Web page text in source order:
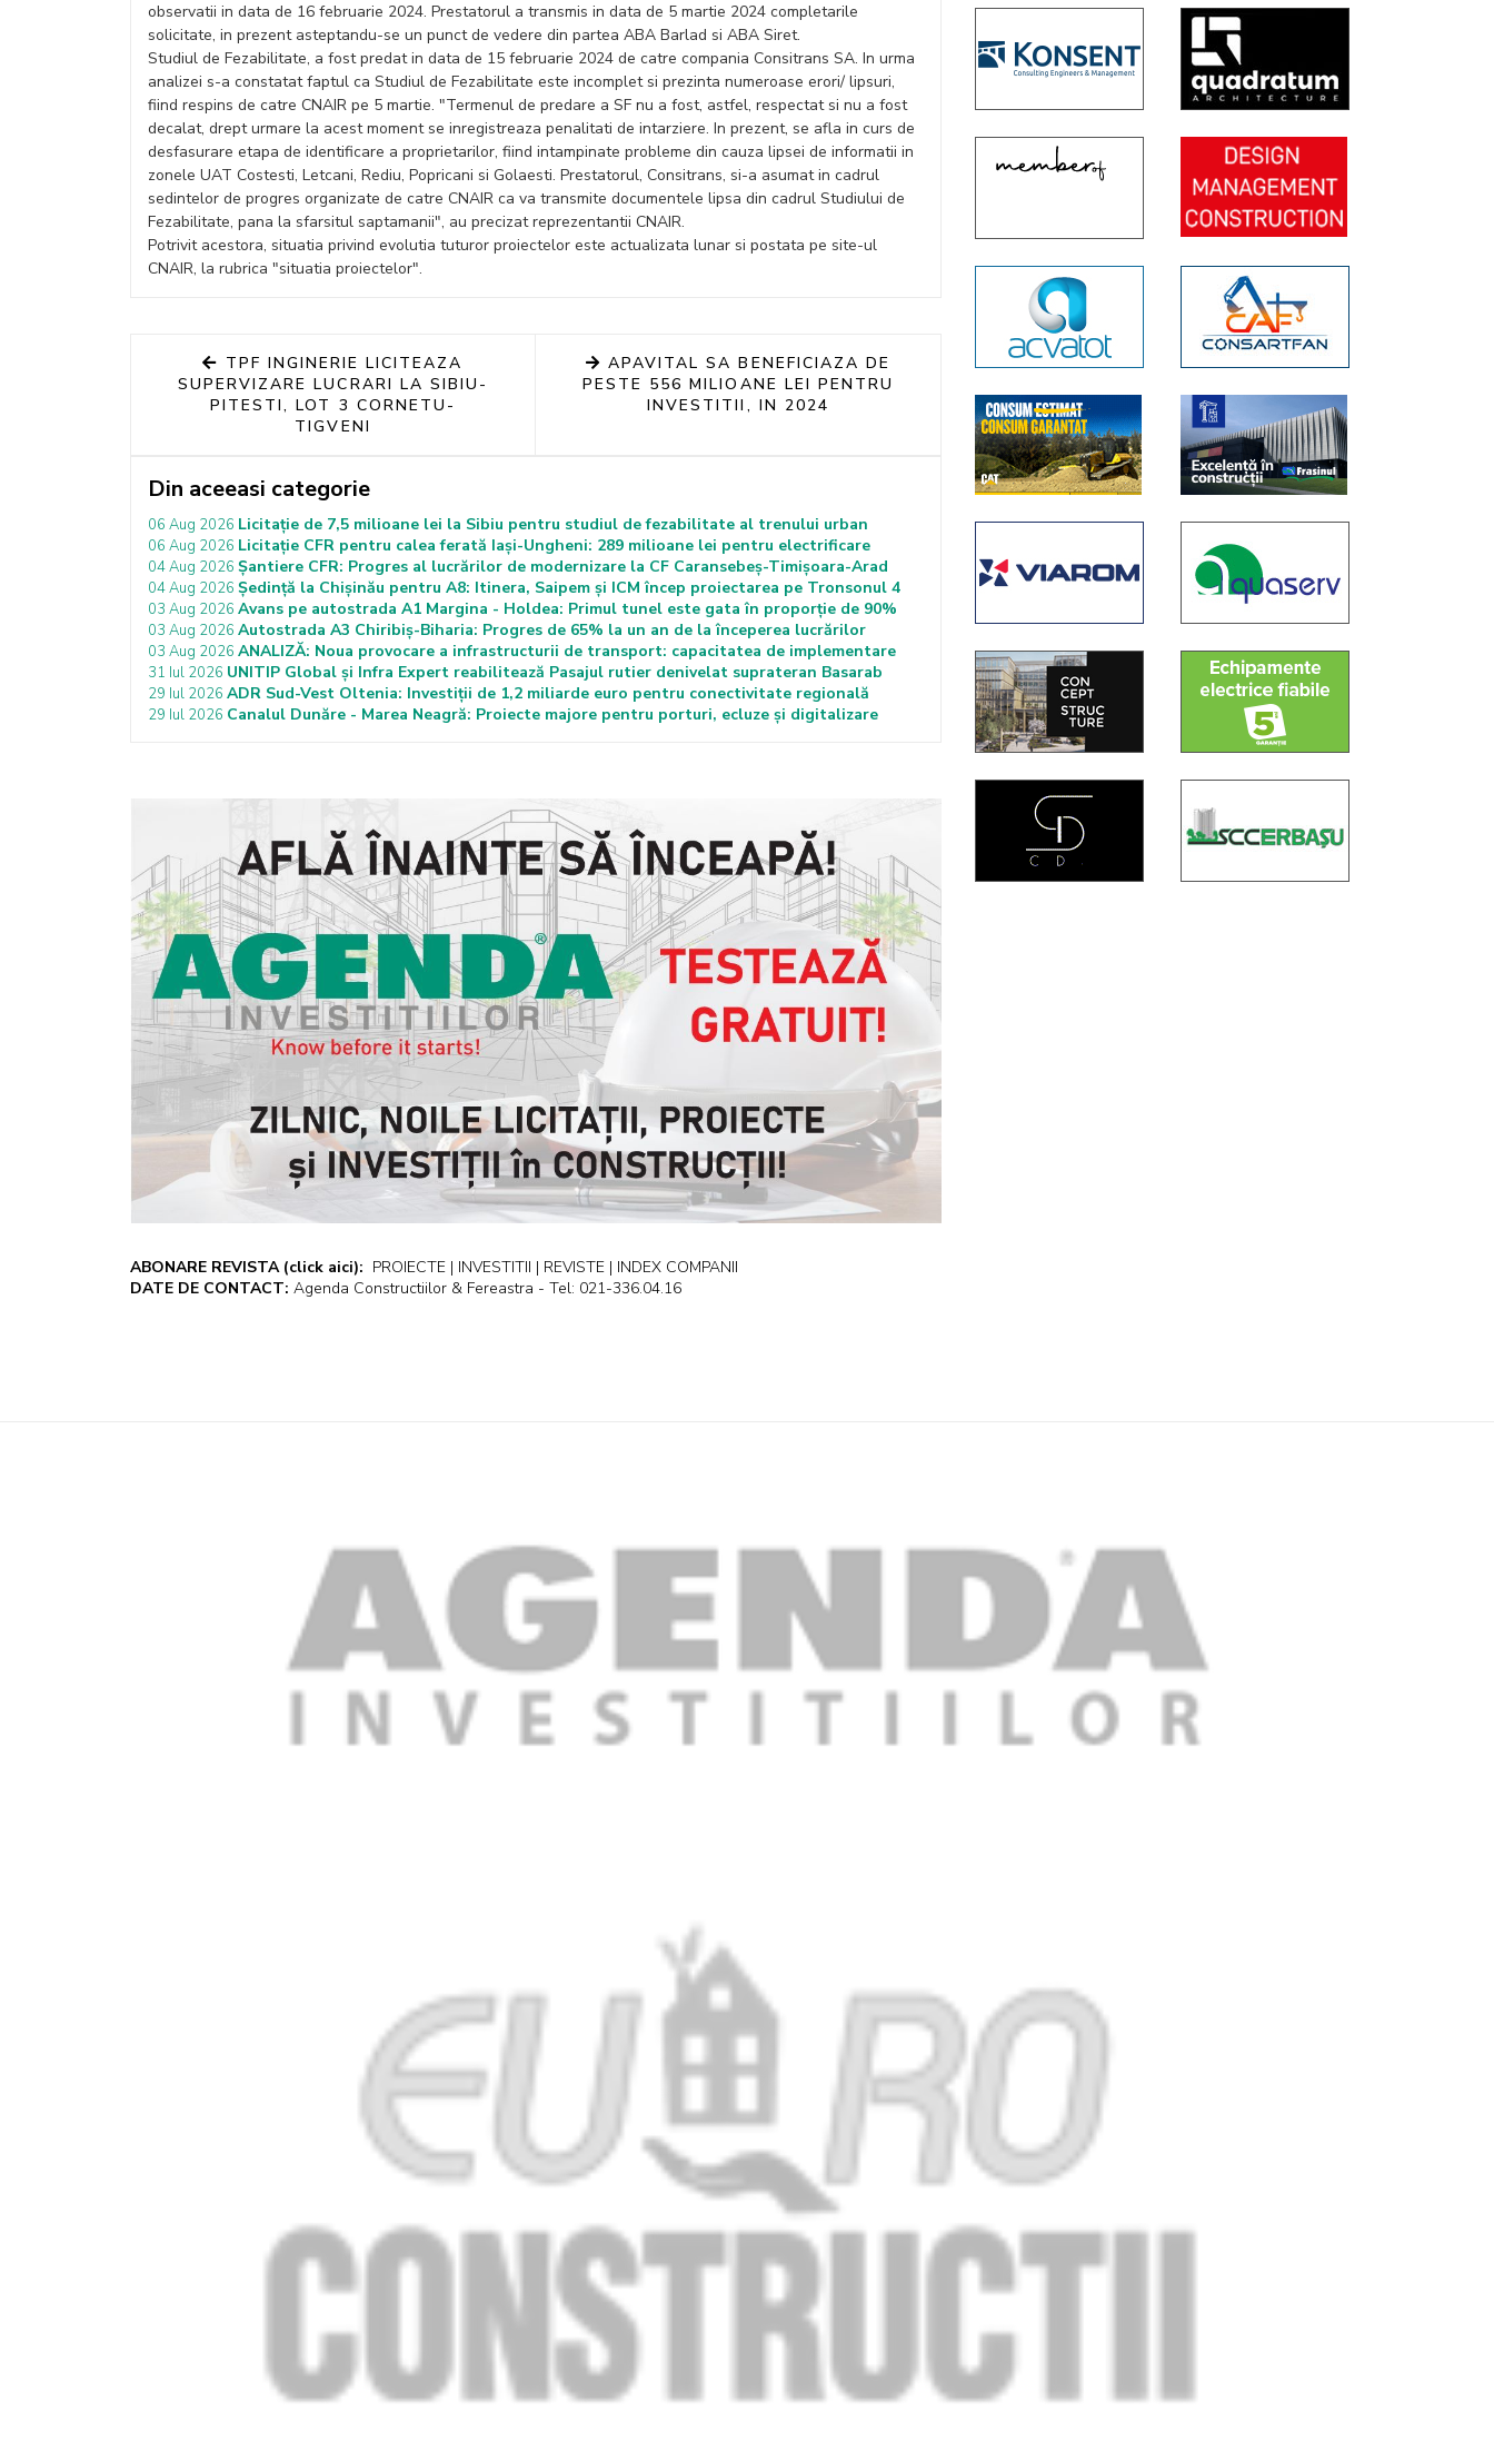
observatii in data de 16 februarie 2024. Prestatorul a transmis in data de 5 martie 2024 completarile
solicitate, in prezent asteptandu-se un punct de vedere din partea ABA Barlad si ABA Siret.
Studiul de Fezabilitate, a fost predat in data de 15 februarie 2024 de catre compania Consitrans SA. In urma
analizei s-a constatat faptul ca Studiul de Fezabilitate este incomplet si prezinta numeroase erori/ lipsuri,
fiind respins de catre CNAIR pe 5 martie. "Termenul de predare a SF nu a fost, astfel, respectat si nu a fost
decalat, drept urmare la acest moment se inregistreaza penalitati de intarziere. In prezent, se afla in curs de
desfasurare etapa de identificare a proprietarilor, fiind intampinate probleme din cauza lipsei de informatii in
zonele UAT Costesti, Letcani, Rediu, Popricani si Golaesti. Prestatorul, Consitrans, si-a asumat in cadrul
sedintelor de progres organizate de catre CNAIR ca va transmite documentele lipsa din cadrul Studiului de
Fezabilitate, pana la sfarsitul saptamanii", au precizat reprezentantii CNAIR.
Potrivit acestora, situatia privind evolutia tuturor proiectelor este actualizata lunar si postata pe site-ul
CNAIR, la rubrica "situatia proiectelor".
TPF INGINERIE LICITEAZA
SUPERVIZARE LUCRARI LA SIBIU-
PITESTI, LOT 3 CORNETU-
TIGVENI
APAVITAL SA BENEFICIAZA DE
PESTE 556 MILIOANE LEI PENTRU
INVESTITII, IN 2024
Din aceeasi categorie
06 Aug 2026 Licitație de 7,5 milioane lei la Sibiu pentru studiul de fezabilitate al trenului urban
06 Aug 2026 Licitație CFR pentru calea ferată Iași-Ungheni: 289 milioane lei pentru electrificare
04 Aug 2026 Șantiere CFR: Progres al lucrărilor de modernizare la CF Caransebeș-Timișoara-Arad
04 Aug 2026 Ședință la Chișinău pentru A8: Itinera, Saipem și ICM încep proiectarea pe Tronsonul 4
03 Aug 2026 Avans pe autostrada A1 Margina - Holdea: Primul tunel este gata în proporție de 90%
03 Aug 2026 Autostrada A3 Chiribiș-Biharia: Progres de 65% la un an de la începerea lucrărilor
03 Aug 2026 ANALIZĂ: Noua provocare a infrastructurii de transport: capacitatea de implementare
31 Iul 2026 UNITIP Global și Infra Expert reabilitează Pasajul rutier denivelat suprateran Basarab
29 Iul 2026 ADR Sud-Vest Oltenia: Investiții de 1,2 miliarde euro pentru conectivitate regională
29 Iul 2026 Canalul Dunăre - Marea Neagră: Proiecte majore pentru porturi, ecluze și digitalizare
ABONARE REVISTA (click aici): PROIECTE | INVESTITII | REVISTE | INDEX COMPANII
DATE DE CONTACT: Agenda Constructiilor & Fereastra - Tel: 021-336.04.16